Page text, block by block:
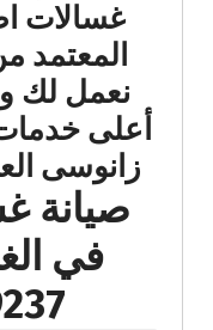
غسالات
المعتمد
نعمل لك
أعلى
زانوسى
صيانة